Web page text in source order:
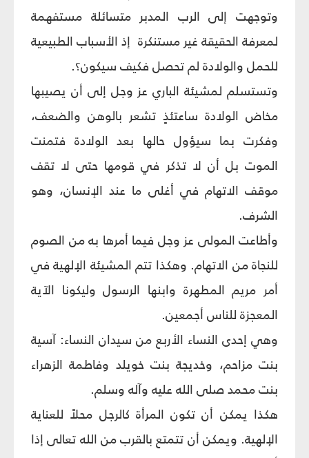
وتوجهت إلى الرب المدبر متسائلة مستفهمة
لمعرفة الحقيقة غير مستنكرة إذ الأسباب الطبيعية
للحمل والولادة لم تحصل فكيف سيكون؟.
وتستسلم لمشيئة الباري عز وجل إلى أن يصيبها
مخاض الولادة ساعتئذٍ تشعر بالوهن والضعف،
وفكرت بما سيؤول حالها بعد الولادة فتمنت
الموت بل أن لا تذكر في قومها حتى لا تقف
موقف الاتهام في أغلى ما عند الإنسان، وهو
الشرف.
وأطاعت المولى عز وجل فيما أمرها به من الصوم
للنجاة من الاتهام. وهكذا تتم المشيئة الإلهية في
أمر مريم المطهرة وابنها الرسول وليكونا الآية
المعجزة للناس أجمعين.
وهي إحدى النساء الأربع من سيدان النساء: آسية
بنت مزاحم، وخديجة بنت خويلد وفاطمة الزهراء
بنت محمد صلى الله عليه وآله وسلم.
هكذا يمكن أن تكون المرأة كالرجل محلاً للعناية
الإلهية. ويمكن أن تتمتع بالقرب من الله تعالى إذا